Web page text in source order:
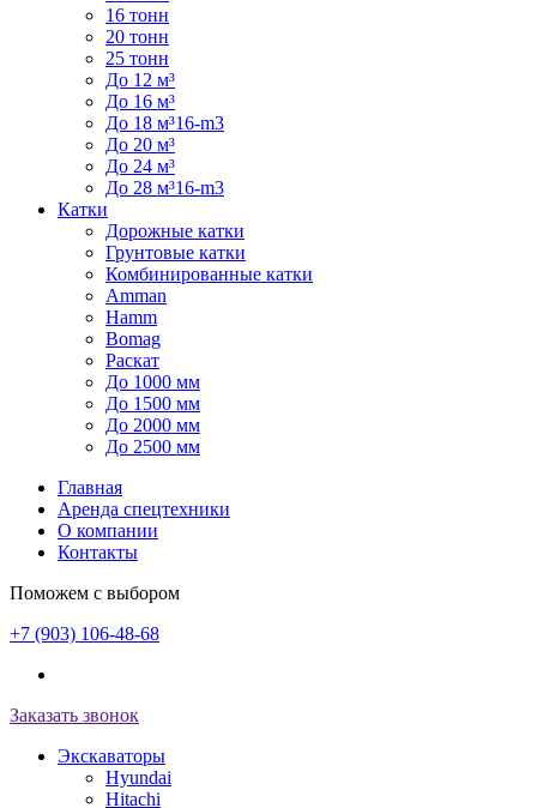
16 тонн
20 тонн
25 тонн
До 12 м³
До 16 м³
До 18 м³16-m3
До 20 м³
До 24 м³
До 28 м³16-m3
Катки
Дорожные катки
Грунтовые катки
Комбинированные катки
Amman
Hamm
Bomag
Раскат
До 1000 мм
До 1500 мм
До 2000 мм
До 2500 мм
Главная
Аренда спецтехники
О компании
Контакты
Поможем с выбором
+7 (903) 106-48-68
Заказать звонок
Экскаваторы
Hyundai
Hitachi